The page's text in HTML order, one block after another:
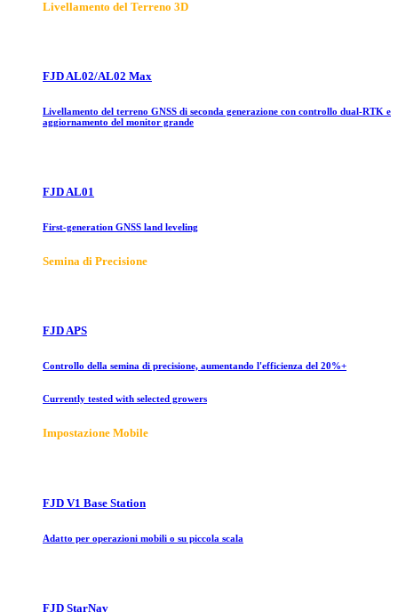
Livellamento del Terreno 3D
FJD AL02/AL02 Max
Livellamento del terreno GNSS di seconda generazione con controllo dual-RTK e
aggiornamento del monitor grande
FJD AL01
First-generation GNSS land leveling
Semina di Precisione
FJD APS
Controllo della semina di precisione, aumentando l'efficienza del 20%+
Currently tested with selected growers
Impostazione Mobile
FJD V1 Base Station
Adatto per operazioni mobili o su piccola scala
FJD StarNav